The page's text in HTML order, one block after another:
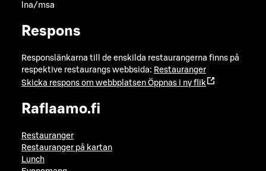
lna/msa
Respons
Responslänkarna till de enskilda restaurangerna finns på
respektive restaurangs webbsida: Restauranger
Skicka respons om webbplatsen Öppnas i ny flik
Raflaamo.fi
Restauranger
Restauranger på kartan
Lunch